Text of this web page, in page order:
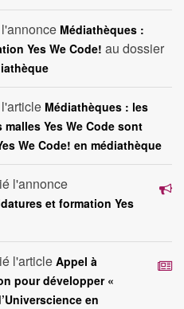
Médiathèques :
Yes We Code! au dossier
Médiathèques : les
Yes We Code sont
We Code! en médiathèque
l'annonce
et formation Yes
l'articleAppel à
pour développer «
en